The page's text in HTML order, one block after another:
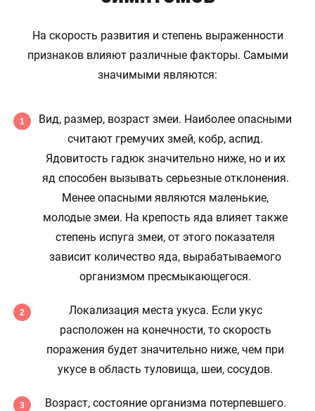
На скорость развития и степень выраженности
признаков влияют различные факторы. Самыми
значимыми являются:
Вид, размер, возраст змеи. Наиболее опасными
считают гремучих змей, кобр, аспид.
Ядовитость гадюк значительно ниже, но и их
яд способен вызывать серьезные отклонения.
Менее опасными являются маленькие,
молодые змеи. На крепость яда влияет также
степень испуга змеи, от этого показателя
зависит количество яда, вырабатываемого
организмом пресмыкающегося.
Локализация места укуса. Если укус
расположен на конечности, то скорость
поражения будет значительно ниже, чем при
укусе в область туловища, шеи, сосудов.
Возраст, состояние организма потерпевшего.